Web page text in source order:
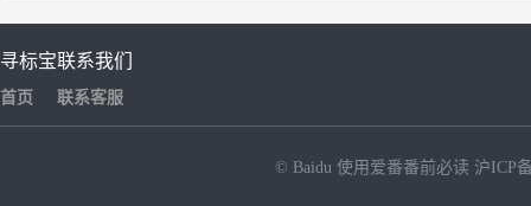
寻标宝
首页
联系我们
联系客服
© Baidu 使用爱番番前必读 沪ICP